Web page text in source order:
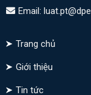
Email:
Trang chủ
Giới thiệu
Tin tức